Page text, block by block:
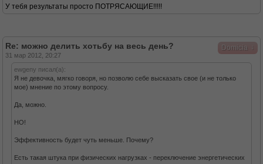
У тебя результаты просто ПОТРЯСАЮЩИЕ!!!!!
Domicia
Re: можно делить хотьбу на весь день?
31 мар 2012, 20:27
ewgeny писал(а):
Я не девочка, мягко говоря, но позволю себе высказать свое (и не только
мое) мнение по этому вопросу.
Да, можно.
НО!
Эффективность будет чуть меньше. Почему?
Есть такая штука при физических нагрузках - переключение энергетических